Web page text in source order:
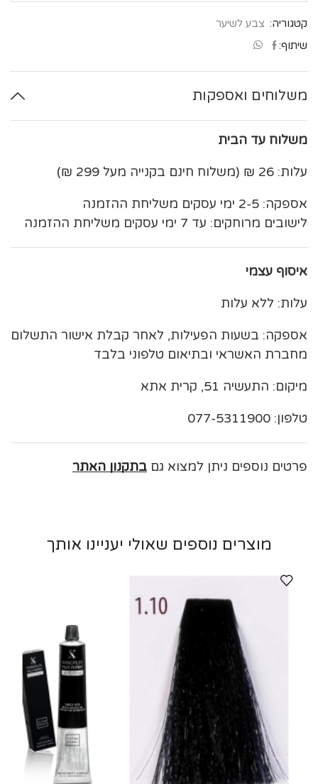
קטגוריה: צבע לשיער
שיתוף:
משלוחים ואספקות
משלוח עד הבית
עלות: 26 ₪ (משלוח חינם בקנייה מעל 299 ₪)
אספקה: 2-5 ימי עסקים משליחת ההזמנה
לישובים מרוחקים: עד 7 ימי עסקים משליחת ההזמנה
איסוף עצמי
עלות: ללא עלות
אספקה: בשעות הפעילות, לאחר קבלת אישור התשלום
מחברת האשראי ובתיאום טלפוני בלבד
מיקום: התעשיה 51, קרית אתא
טלפון: 077-5311900
פרטים נוספים ניתן למצוא גם בתקנון האתר
מוצרים נוספים שאולי יעניינו אותך